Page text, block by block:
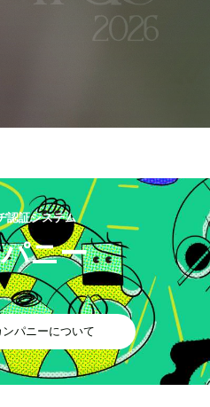
認証システム
ニー
パニーについて